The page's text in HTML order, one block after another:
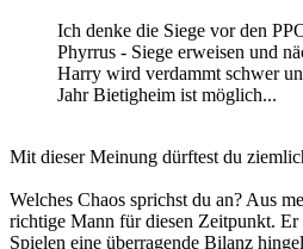
Ich denke die Siege vor den
Phyrrus - Siege erweisen und
Harry wird verdammt schwer
Jahr Bietigheim ist möglich...
Mit dieser Meinung dürftest du
Welches Chaos sprichst du an? Aus
richtige Mann für diesen Zeitpunkt. Er
Spielen eine überragende Bilanz